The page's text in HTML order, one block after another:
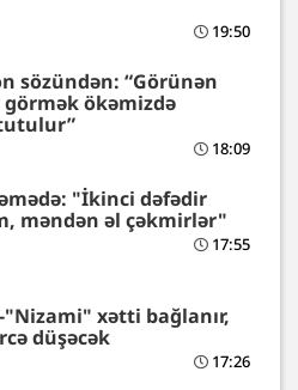
19:50
sözündən: “Görünən
ökəmizdə
18:09
"İkinci dəfədir
məndən əl çəkmirlər"
17:55
xətti bağlanır,
düşəcək
17:26